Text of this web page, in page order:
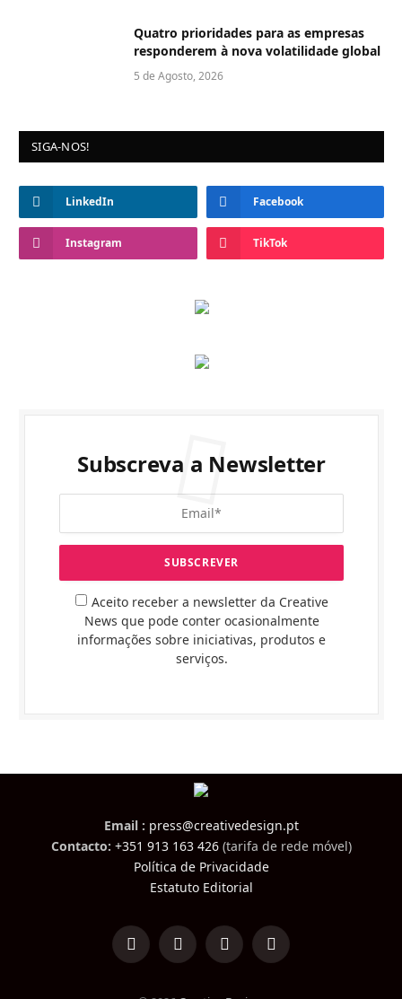
Quatro prioridades para as empresas
responderem à nova volatilidade global
5 de Agosto, 2026
SIGA-NOS!
LinkedIn Facebook
Instagram TikTok
Subscreva a Newsletter
Aceito receber a newsletter da Creative
News que pode conter ocasionalmente
informações sobre iniciativas, produtos e
serviços.
Email : press@creativedesign.pt
Contacto: +351 913 163 426(tarifa de rede móvel)
Política de Privacidade
Estatuto Editorial
LinkedInFacebookInstagramTikTok